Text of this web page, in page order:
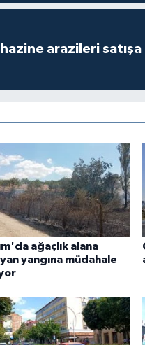
arazileri satışa
ağaçlık alana
yangına müdahale